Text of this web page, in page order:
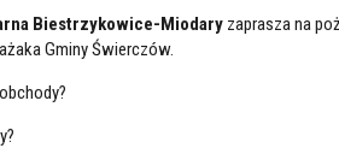
Biestrzykowice-Miodary zaprasza na
Gminy Świerczów.